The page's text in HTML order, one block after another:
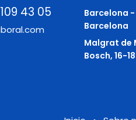
43 05
Barcelona -
Barcelona
Malgrat de
Bosch, 16-